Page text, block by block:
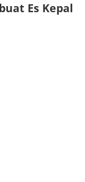
Es Kepal